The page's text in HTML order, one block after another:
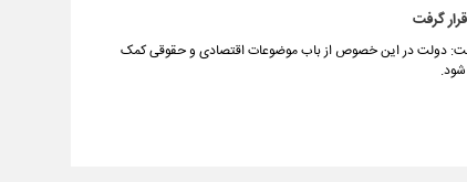
گرفت
و گفت: دولت در این خصوص از باب موضوعات اقتصادی و حقوقی کمک
شود.